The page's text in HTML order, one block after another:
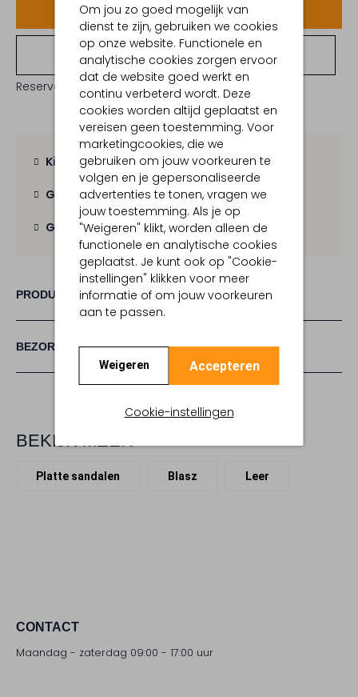
Om jou zo goed mogelijk van
dienst te zijn, gebruiken we cookies
op onze website. Functionele en
analytische cookies zorgen ervoor
dat de website goed werkt en
continu verbeterd wordt. Deze
cookies worden altijd geplaatst en
vereisen geen toestemming. Voor
marketingcookies, die we
gebruiken om jouw voorkeuren te
volgen en je gepersonaliseerde
advertenties te tonen, vragen we
jouw toestemming. Als je op
"Weigeren" klikt, worden alleen de
functionele en analytische cookies
geplaatst. Je kunt ook op "Cookie-
instellingen" klikken voor meer
informatie of om jouw voorkeuren
aan te passen.
Weigeren Accepteren
Cookie-instellingen
Voeg toe
Bekijk winkelvoorraad
Reserveer direct in een van onze 19 boutiques
Kies zelf je bezorgmoment
Gratis verzending vanaf € 100,-
Gratis retourbinnen 30 dagen
PRODUCT INFORMATIE
BEZORGEN & RETOURNEREN
BEKIJK MEER
Platte sandalen Blasz Leer
CONTACT
Maandag - zaterdag 09:00 - 17:00 uur